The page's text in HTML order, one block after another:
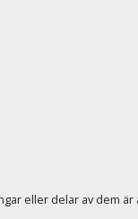
eller delar av dem